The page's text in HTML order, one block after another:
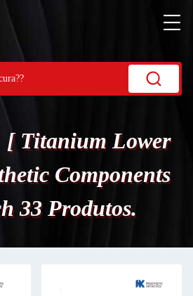
Titanium Lower
Components
33 Produtos.